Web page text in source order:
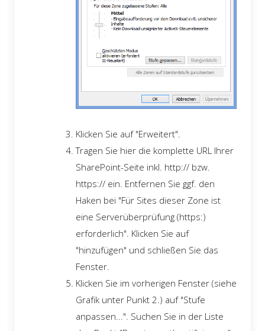
Klicken Sie auf "Erweitert".
Tragen Sie hier die komplette URL Ihrer
SharePoint-Seite inkl. http:// bzw.
https:// ein. Entfernen Sie ggf. den
Haken bei "Für Sites dieser Zone ist
eine Serverüberprüfung (https:)
erforderlich". Klicken Sie auf
"hinzufügen" und schließen Sie das
Fenster.
Klicken Sie im vorherigen Fenster (siehe
Grafik unter Punkt 2.) auf "Stufe
anpassen...". Suchen Sie in der Liste